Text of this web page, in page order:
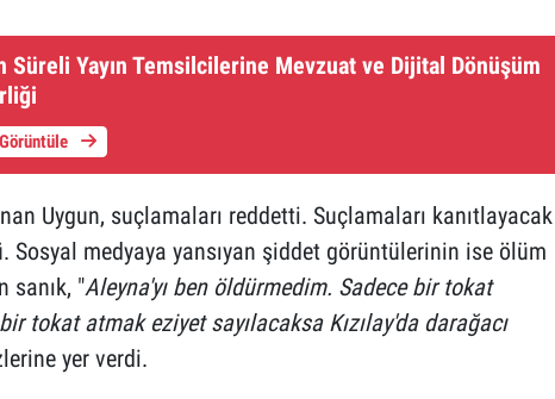
Süreli Yayın Temsilcilerine Mevzuat ve Dijital Dönüşüm
Uygun, suçlamaları reddetti. Suçlamaları kanıtlayacak
Sosyal medyaya yansıyan şiddet görüntülerinin ise ölüm
sanık, "Aleyna'yı ben öldürmedim. Sadece bir tokat
tokat atmak eziyet sayılacaksa Kızılay'da darağacı
yer verdi.